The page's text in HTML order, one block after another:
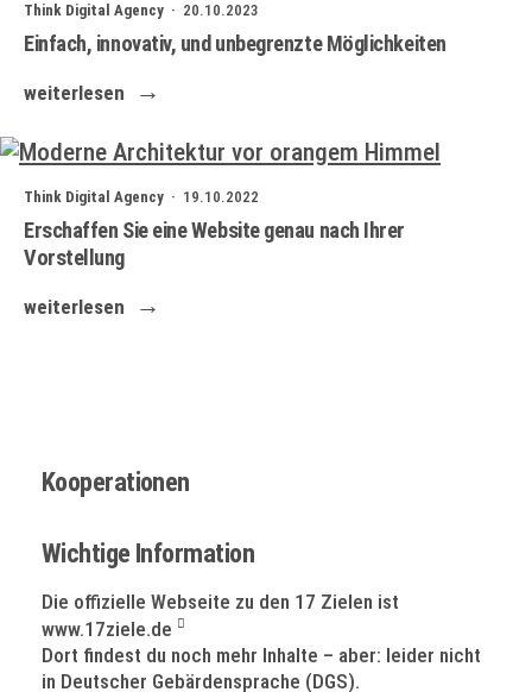
Think Digital Agency · 20.10.2023
Einfach, innovativ, und unbegrenzte Möglichkeiten
weiterlesen
Think Digital Agency · 19.10.2022
Erschaffen Sie eine Website genau nach Ihrer
Vorstellung
weiterlesen
Kooperationen
Wichtige Information
Die offizielle Webseite zu den 17 Zielen ist
www.17ziele.de
Dort findest du noch mehr Inhalte – aber: leider nicht
in Deutscher Gebärdensprache (DGS).